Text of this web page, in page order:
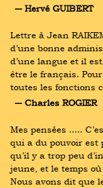
― Hervé GUIBERT
Lettre à Jean
d’une bonne
d’une langue et il
être le français.
toutes les fonctions
― Charles ROGIER
Mes pensées .....
qui a du pouvoir est
qu’il y a trop peu
jeune, et le temps
Nous avons dit que